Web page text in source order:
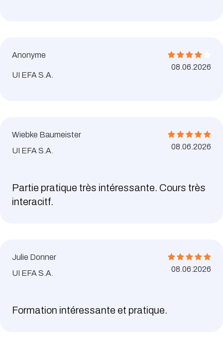
Anonyme
UI EFA S.A.
08.06.2026
Wiebke Baumeister
UI EFA S.A.
08.06.2026
Partie pratique très intéressante. Cours très
interacitf.
Julie Donner
UI EFA S.A.
08.06.2026
Formation intéressante et pratique.